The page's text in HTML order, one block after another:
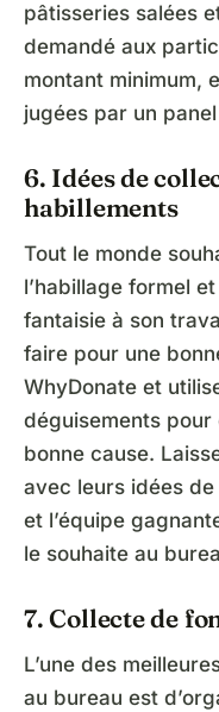
pâtisseries salées
demandé aux
montant minimum,
jugées par un
6. Idées de
habillements
Tout le monde
l’habillage formel
fantaisie à son
faire pour une
WhyDonate et
déguisements
bonne cause.
avec leurs idées
et l’équipe
le souhaite au
7. Collecte de
L’une des
au bureau est